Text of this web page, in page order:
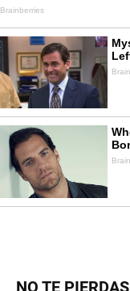
NO TE PIERDAS